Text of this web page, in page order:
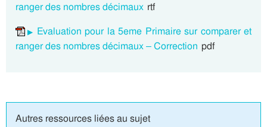
ranger des nombres décimaux rtf
Evaluation pour la 5eme Primaire sur comparer et
ranger des nombres décimaux – Correction pdf
Autres ressources liées au sujet